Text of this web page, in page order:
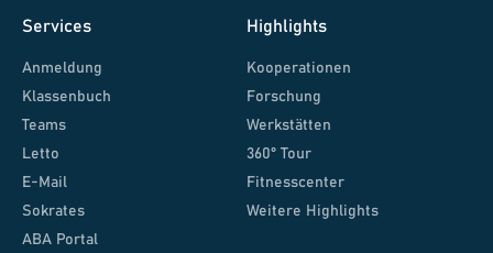
Services
Anmeldung
Klassenbuch
Teams
Letto
E-Mail
Sokrates
ABA Portal
Highlights
Kooperationen
Forschung
Werkstätten
360° Tour
Fitnesscenter
Weitere Highlights